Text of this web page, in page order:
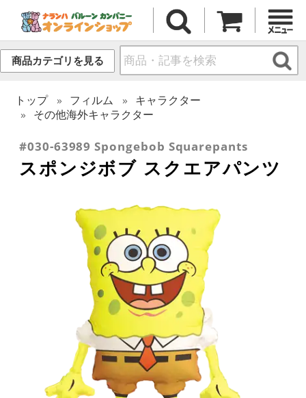
商品カテゴリを見る
トップ フィルム
キャラクター
その他海外キャラクター
#030-63989 Spongebob Squarepants
スポンジボブ スクエアパンツ